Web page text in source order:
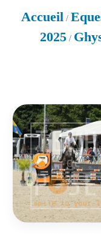
Accueil /
2025/